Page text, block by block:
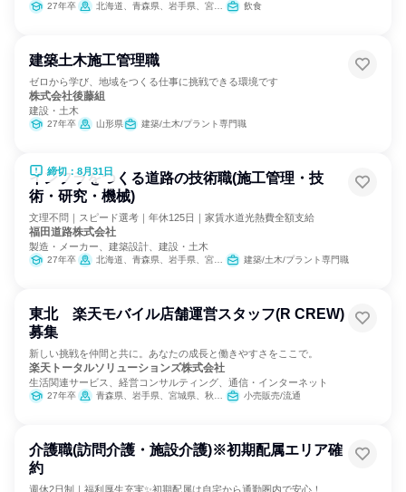
27年卒 北海道、青森県、岩手県、宮城県、秋田県、山形県、福島県 飲食
建築土木施工管理職
ゼロから学び、地域をつくる仕事に挑戦できる環境です
株式会社後藤組
建設・土木
27年卒 山形県 建築/土木/プラント専門職
締切：8月31日
インフラをつくる道路の技術職(施工管理・技
術・研究・機械)
文理不問｜スピード選考｜年休125日｜家賃水道光熱費全額支給
福田道路株式会社
製造・メーカー、建築設計、建設・土木
27年卒 北海道、青森県、岩手県、宮城県、秋田県、山形県、福島県、茨城県、栃木県、群馬県、埼玉県、千葉県、東京都、神奈川県、新潟県、富山県、石川県、福井県、山梨県、長野県、岐阜県、静岡県、愛知県、滋賀県、京都府、大阪府、兵庫県、広島県、福岡県 建築/土木/プラント専門職
東北 楽天モバイル店舗運営スタッフ(R CREW)
募集
新しい挑戦を仲間と共に。あなたの成長と働きやすさをここで。
楽天トータルソリューションズ株式会社
生活関連サービス、経営コンサルティング、通信・インターネット
27年卒 青森県、岩手県、宮城県、秋田県、山形県、福島県 小売販売/流通
介護職(訪問介護・施設介護)※初期配属エリア確
約
週休2日制｜福利厚生充実✨初期配属は自宅から通勤圏内で安心！